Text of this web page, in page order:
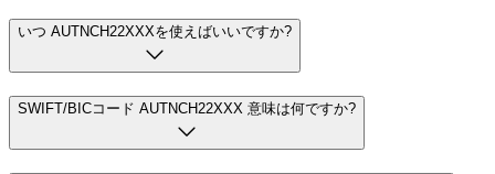
いつ AUTNCH22XXXを使えばいいですか?
SWIFT/BICコード AUTNCH22XXX 意味は何ですか?